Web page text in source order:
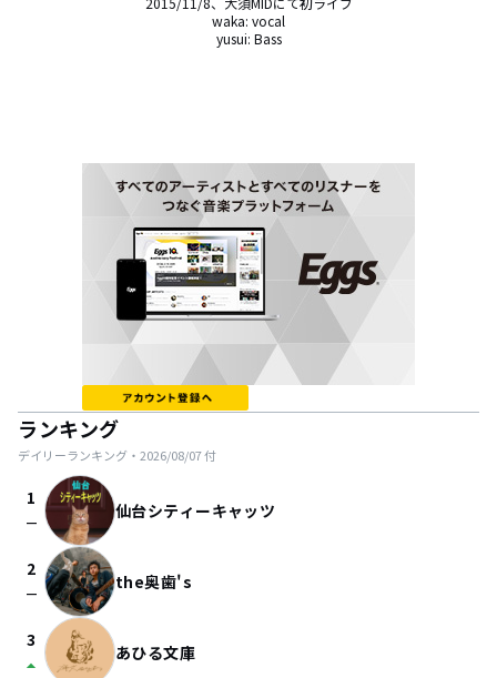
waka: vocal
yusui: Bass
ランキング
デイリーランキング・ 2026/08/07付
1
check_indeterminate_small 仙台シティーキャッツ
2
check_indeterminate_small the奥歯's
3
arrow_drop_up あひる文庫